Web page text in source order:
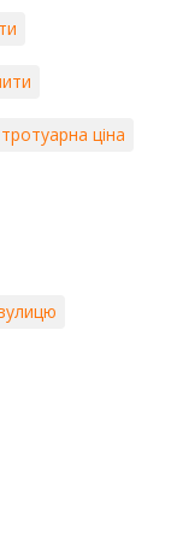
ціна